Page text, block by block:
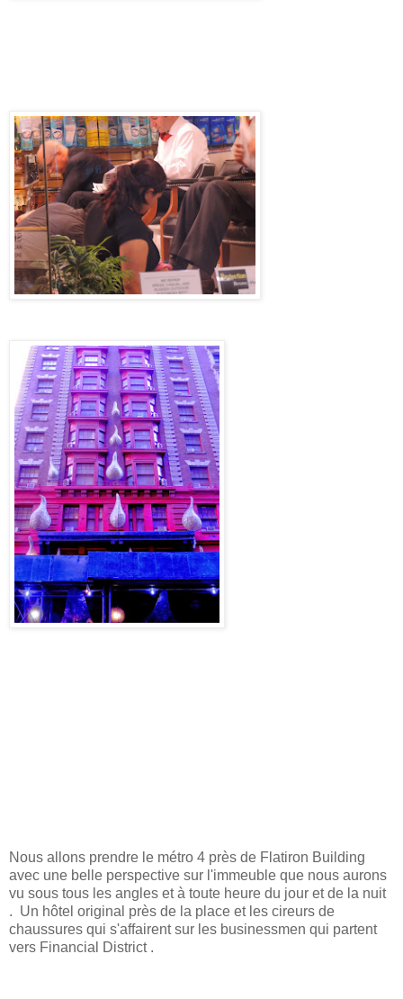
Nous allons prendre le métro 4 près de Flatiron Building
avec une belle perspective sur l'immeuble que nous aurons
vu sous tous les angles et à toute heure du jour et de la nuit
. Un hôtel original près de la place et les cireurs de
chaussures qui s'affairent sur les businessmen qui partent
vers Financial District .